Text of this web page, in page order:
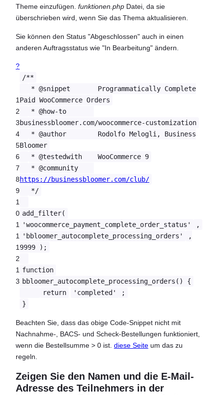
Theme einzufügen. funktionen.php Datei, da sie
überschrieben wird, wenn Sie das Thema aktualisieren.
Sie können den Status "Abgeschlossen" auch in einen
anderen Auftragsstatus wie "In Bearbeitung" ändern.
?
1
2
3
4
5
6
7
8
9
1
0
1
1
1
2
1
3
/**
* @snippet Programmatically Complete
Paid WooCommerce Orders
* @how-to
businessbloomer.com/woocommerce-customization
* @author Rodolfo Melogli, Business
Bloomer
* @testedwith WooCommerce 9
* @community
https://businessbloomer.com/club/
*/
add_filter(
'woocommerce_payment_complete_order_status'
,
'bbloomer_autocomplete_processing_orders'
,
9999 );
function
bbloomer_autocomplete_processing_orders() {
return
'completed'
;
}
Beachten Sie, dass das obige Code-Snippet nicht mit
Nachnahme-, BACS- und Scheck-Bestellungen funktioniert,
wenn die Bestellsumme > 0 ist. diese Seite um das zu
regeln.
Zeigen Sie den Namen und die E-Mail-
Adresse des Teilnehmers in der